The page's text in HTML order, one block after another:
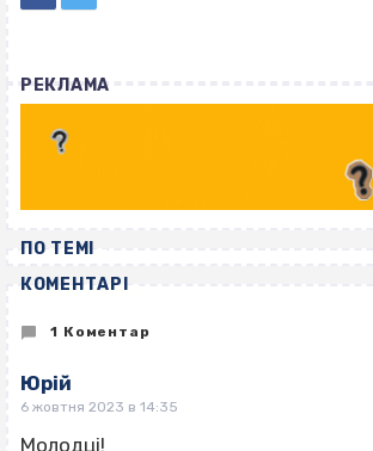
РЕКЛАМА
ПО ТЕМІ
КОМЕНТАРІ
1 Коментар
Юрій
6 жовтня 2023 в 14:35
Молодці!